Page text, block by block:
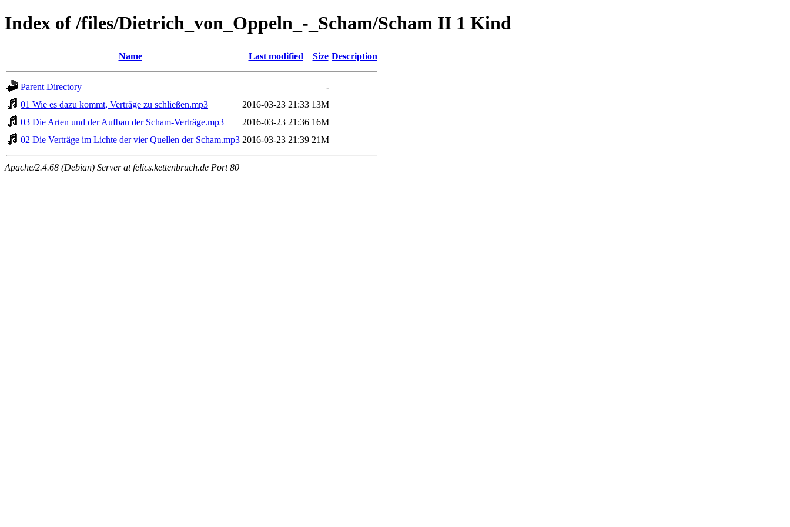
Index of /files/Dietrich_von_Oppeln_-_Scham/Scham II 1 Kind
Name Last modified Size Description
Parent Directory
-
01 Wie es dazu kommt, Verträge zu schließen.mp3
2016-03-23 21:33 13M
03 Die Arten und der Aufbau der Scham-Verträge.mp3
2016-03-23 21:36 16M
02 Die Verträge im Lichte der vier Quellen der Scham.mp3 2016-03-23 21:39 21M
Apache/2.4.68 (Debian) Server at felics.kettenbruch.de Port 80